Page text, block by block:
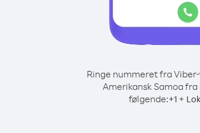
Ringe nummeret fra
Amerikansk Samoa
følgende:+1 +